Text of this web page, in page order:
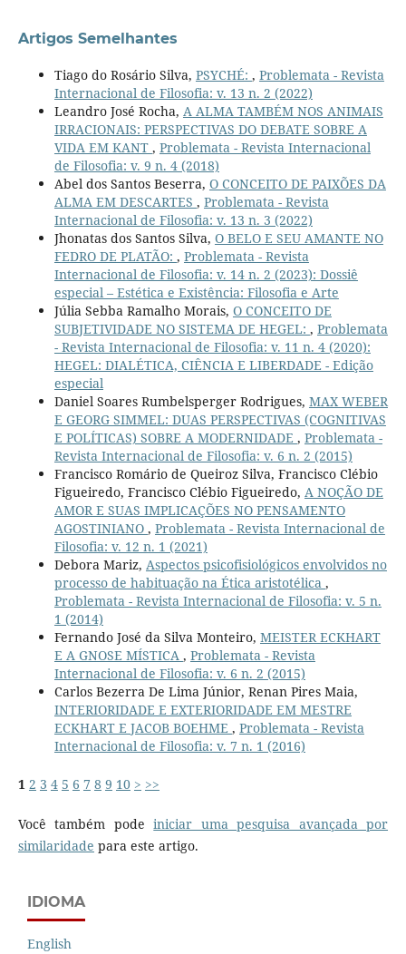
Artigos Semelhantes
Tiago do Rosário Silva, PSYCHÉ: , Problemata - Revista
Internacional de Filosofia: v. 13 n. 2 (2022)
Leandro José Rocha, A ALMA TAMBÉM NOS ANIMAIS
IRRACIONAIS: PERSPECTIVAS DO DEBATE SOBRE A
VIDA EM KANT , Problemata - Revista Internacional
de Filosofia: v. 9 n. 4 (2018)
Abel dos Santos Beserra, O CONCEITO DE PAIXÕES DA
ALMA EM DESCARTES , Problemata - Revista
Internacional de Filosofia: v. 13 n. 3 (2022)
Jhonatas dos Santos Silva, O BELO E SEU AMANTE NO
FEDRO DE PLATÃO: , Problemata - Revista
Internacional de Filosofia: v. 14 n. 2 (2023): Dossiê
especial – Estética e Existência: Filosofia e Arte
Júlia Sebba Ramalho Morais, O CONCEITO DE
SUBJETIVIDADE NO SISTEMA DE HEGEL: , Problemata
- Revista Internacional de Filosofia: v. 11 n. 4 (2020):
HEGEL: DIALÉTICA, CIÊNCIA E LIBERDADE - Edição
especial
Daniel Soares Rumbelsperger Rodrigues, MAX WEBER
E GEORG SIMMEL: DUAS PERSPECTIVAS (COGNITIVAS
E POLÍTICAS) SOBRE A MODERNIDADE , Problemata -
Revista Internacional de Filosofia: v. 6 n. 2 (2015)
Francisco Romário de Queiroz Silva, Francisco Clébio
Figueiredo, Francisco Clébio Figueiredo, A NOÇÃO DE
AMOR E SUAS IMPLICAÇÕES NO PENSAMENTO
AGOSTINIANO , Problemata - Revista Internacional de
Filosofia: v. 12 n. 1 (2021)
Debora Mariz, Aspectos psicofisiológicos envolvidos no
processo de habituação na Ética aristotélica ,
Problemata - Revista Internacional de Filosofia: v. 5 n.
1 (2014)
Fernando José da Silva Monteiro, MEISTER ECKHART
E A GNOSE MÍSTICA , Problemata - Revista
Internacional de Filosofia: v. 6 n. 2 (2015)
Carlos Bezerra De Lima Júnior, Renan Pires Maia,
INTERIORIDADE E EXTERIORIDADE EM MESTRE
ECKHART E JACOB BOEHME , Problemata - Revista
Internacional de Filosofia: v. 7 n. 1 (2016)
1 2 3 4 5 6 7 8 9 10 > >>
Você também podeiniciar uma pesquisa avançada por
similaridade para este artigo.
IDIOMA
English